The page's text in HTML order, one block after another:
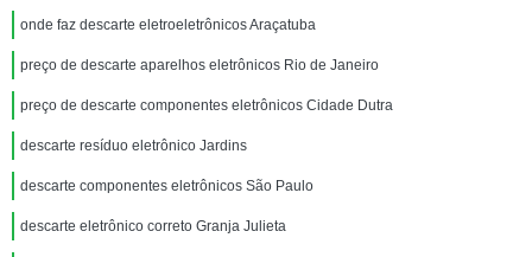
onde faz descarte eletroeletrônicos Araçatuba
preço de descarte aparelhos eletrônicos Rio de Janeiro
preço de descarte componentes eletrônicos Cidade Dutra
descarte resíduo eletrônico Jardins
descarte componentes eletrônicos São Paulo
descarte eletrônico correto Granja Julieta